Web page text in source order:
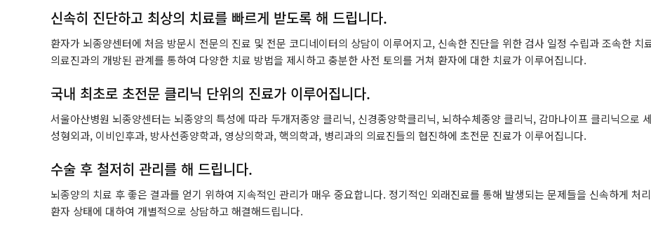
담도ㆍ췌장암센터
비뇨기암센터
혈액암ㆍ골수이식센터
육종ㆍ희귀암센터
뇌종양센터
피부암센터
신속히 진단하고 최상의 치료를 빠르게 받도록 해 드립니다.
환자가 뇌종양센터에 처음 방문시 전문의 진료 및 전문 코디네이터의 상담이 이루어지고, 신속한 진단을 위한 검사 일정 수립과 조속한
의료진과의 개방된 관계를 통하여 다양한 치료 방법을 제시하고 충분한 사전 토의를 거쳐 환자에 대한 치료가 이루어집니다.
국내 최초로 초전문 클리닉 단위의 진료가 이루어집니다.
서울아산병원 뇌종양센터는 뇌종양의 특성에 따라 두개저종양 클리닉, 신경종양학클리닉, 뇌하수체종양 클리닉, 감마나이프 클리닉으로
성형외과, 이비인후과, 방사선종양학과, 영상의학과, 핵의학과, 병리과의 의료진들의 협진하에 초전문 진료가 이루어집니다.
수술 후 철저히 관리를 해 드립니다.
뇌종양의 치료 후 좋은 결과를 얻기 위하여 지속적인 관리가 매우 중요합니다. 정기적인 외래진료를 통해 발생되는 문제들을 신속하게 처
환자 상태에 대하여 개별적으로 상담하고 해결해드립니다.